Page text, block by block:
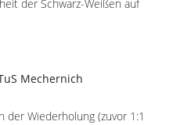
der Schwarz-Weißen auf
Mechernich
der Wiederholung (zuvor 1:1